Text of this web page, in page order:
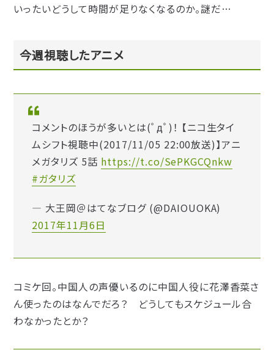
いったいどうして時間が足りなくなるのか。謎だ…
今週視聴したアニメ
コメントのほうが多いとは(ﾟдﾟ)！ 【ニコ生タイ
ムシフト視聴中(2017/11/05 22:00放送)】アニ
メガタリズ 5話 https://t.co/SePKGCQnkw
#ガタリズ
— 大王岡＠はてなブログ (@DAIOUOKA)
2017年11月6日
コミケ回。中国人の声優いるのに中国人役に花澤香菜さ
ん使ったのはなんでだろ？ どうしてもスケジュール合
わなかったとか？